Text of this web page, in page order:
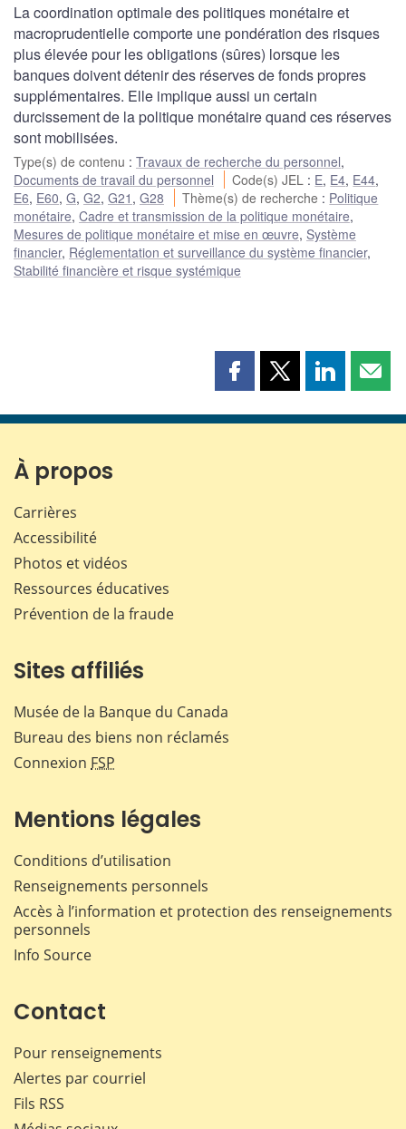
La coordination optimale des politiques monétaire et
macroprudentielle comporte une pondération des risques
plus élevée pour les obligations (sûres) lorsque les
banques doivent détenir des réserves de fonds propres
supplémentaires. Elle implique aussi un certain
durcissement de la politique monétaire quand ces réserves
sont mobilisées.
Type(s) de contenu : Travaux de recherche du personnel,
Documents de travail du personnel
Code(s) JEL : E, E4, E44,
E6, E60, G, G2, G21 , G28 Thème(s) de recherche : Politique
monétaire, Cadre et transmission de la politique monétaire,
Mesures de politique monétaire et mise en œuvre, Système
financier, Réglementation et surveillance du système financier,
Stabilité financière et risque systémique
Partager
page
Partager
page
Partager
page page
À propos
Carrières
Accessibilité
Photos et vidéos
Ressources éducatives
Prévention de la fraude
Sites affiliés
Musée de la Banque du Canada
Bureau des biens non réclamés
Connexion FSP
Mentions légales
Conditions d’utilisation
Renseignements personnels
Accès à l’information et protection des renseignements
personnels
Info Source
Contact
Pour renseignements
Alertes par courriel
Fils RSS